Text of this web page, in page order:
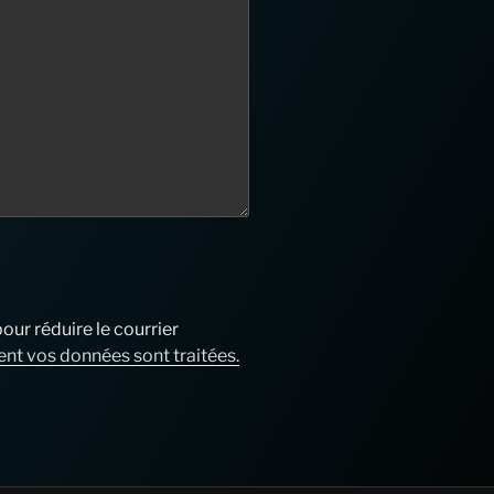
réduire le courrier
vos données sont traitées.